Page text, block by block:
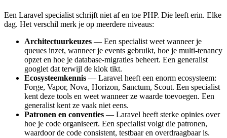
Een Laravel specialist schrijft niet af en toe PHP. Die leeft erin. Elke
dag. Het verschil merk je op meerdere niveaus:
Architectuurkeuzes — Een specialist weet wanneer je
queues inzet, wanneer je events gebruikt, hoe je multi-tenancy
opzet en hoe je database-migraties beheert. Een generalist
googlet dat terwijl de klok tikt.
Ecosysteemkennis — Laravel heeft een enorm ecosysteem:
Forge, Vapor, Nova, Horizon, Sanctum, Scout. Een specialist
kent deze tools en weet wanneer ze waarde toevoegen. Een
generalist kent ze vaak niet eens.
Patronen en conventies — Laravel heeft sterke opinies over
hoe je code organiseert. Een specialist volgt die patronen,
waardoor de code consistent, testbaar en overdraagbaar is.